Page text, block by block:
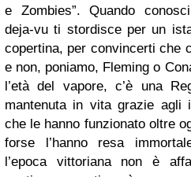
e Zombies”. Quando
deja-vu ti stordisce per un
copertina, per convincerti che
e non, poniamo, Fleming o
l’età del vapore, c’è una
mantenuta in vita grazie agli
che le hanno funzionato oltre
forse l’hanno resa
l’epoca vittoriana non è